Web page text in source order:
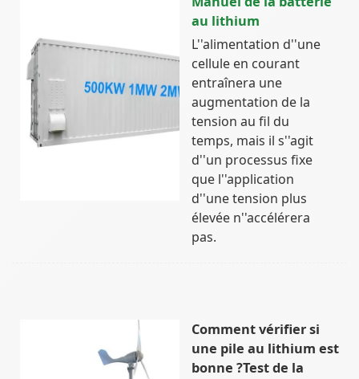
au lithium
L''alimentation d''une
cellule en courant
entraînera une
augmentation de la
tension au fil du
temps, mais il s''agit
d''un processus fixe
que l''application
d''une tension plus
élevée n''accélérera
pas.
Comment vérifier si
une pile au lithium est
bonne ?Test de la